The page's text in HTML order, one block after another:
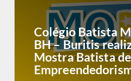
Colégio Batista
BH – Buritis
Mostra Batista de